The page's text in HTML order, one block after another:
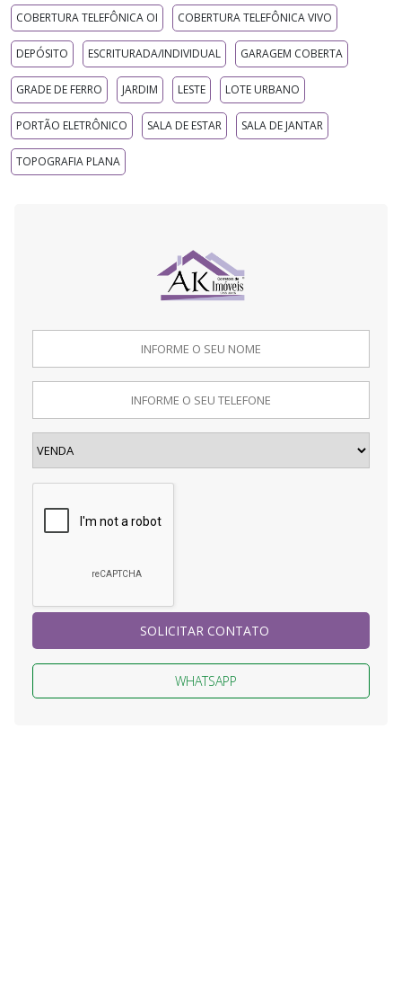
COBERTURA TELEFÔNICA OI COBERTURA TELEFÔNICA VIVO
DEPÓSITO ESCRITURADA/INDIVIDUAL GARAGEM COBERTA
GRADE DE FERRO JARDIM LESTE LOTE URBANO
PORTÃO ELETRÔNICO SALA DE ESTAR SALA DE JANTAR
TOPOGRAFIA PLANA
SOLICITAR CONTATO
WHATSAPP